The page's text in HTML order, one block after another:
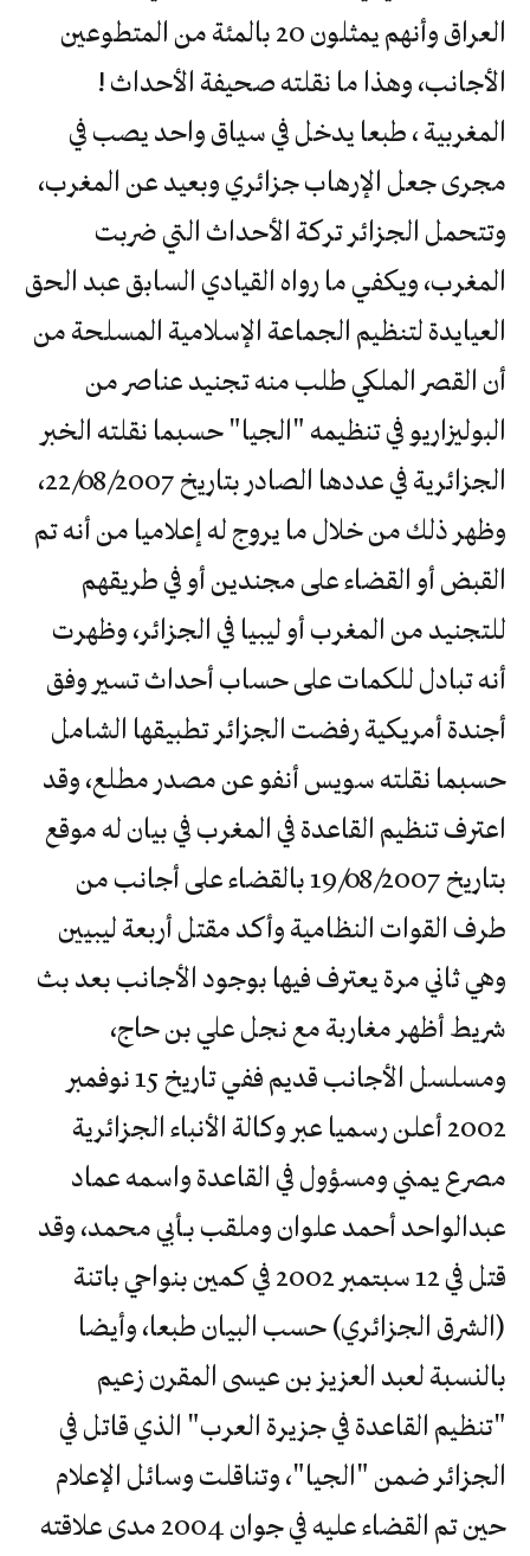
العراق وأنهم يمثلون 20 بالمئة من المتطوعين
الأجانب، وهذا ما نقلته صحيفة الأحداث !
المغربية ، طبعا يدخل في سياق واحد يصب في
مجرى جعل الإرهاب جزائري وبعيد عن المغرب،
وتتحمل الجزائر تركة الأحداث التي ضربت
المغرب، ويكفي ما رواه القيادي السابق عبد الحق
العيايدة لتنظيم الجماعة الإسلامية المسلحة من
أن القصر الملكي طلب منه تجنيد عناصر من
البوليزاريو في تنظيمه "الجيا" حسبما نقلته الخبر
الجزائرية في عددها الصادر بتاريخ 22/08/2007،
وظهر ذلك من خلال ما يروج له إعلاميا من أنه تم
القبض أو القضاء على مجندين أو في طريقهم
للتجنيد من المغرب أو ليبيا في الجزائر، وظهرت
أنه تبادل للكمات على حساب أحداث تسير وفق
أجندة أمريكية رفضت الجزائر تطبيقها الشامل
حسبما نقلته سويس أنفو عن مصدر مطلع، وقد
اعترف تنظيم القاعدة في المغرب في بيان له موقع
بتاريخ 19/08/2007 بالقضاء على أجانب من
طرف القوات النظامية وأكد مقتل أربعة ليبيين
وهي ثاني مرة يعترف فيها بوجود الأجانب بعد بث
شريط أظهر مغاربة مع نجل علي بن حاج،
ومسلسل الأجانب قديم ففي تاريخ 15 نوفمبر
2002 أعلن رسميا عبر وكالة الأنباء الجزائرية
مصرع يمني ومسؤول في القاعدة واسمه عماد
عبدالواحد أحمد علوان وملقب بـأبي محمد، وقد
قتل في 12 سبتمبر 2002 في كمين بنواحي باتنة
(الشرق الجزائري) حسب البيان طبعا، وأيضا
بالنسبة لعبد العزيز بن عيسى المقرن زعيم
"تنظيم القاعدة في جزيرة العرب" الذي قاتل في
الجزائر ضمن "الجيا"، وتناقلت وسائل الإعلام
حين تم القضاء عليه في جوان 2004 مدى علاقته